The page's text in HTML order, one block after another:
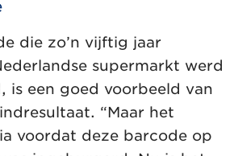
die zo’n vijftig jaar
supermarkt werd
is een goed voorbeeld van
“Maar het
voordat deze barcode op